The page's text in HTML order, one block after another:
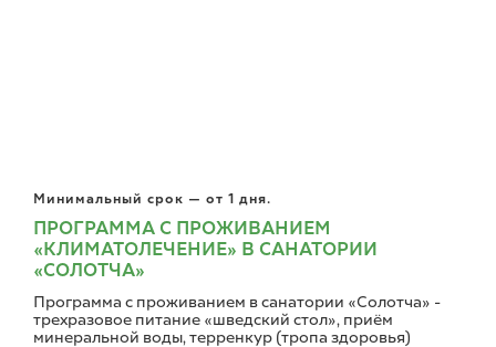
Минимальный срок — от 1 дня.
ПРОГРАММА С ПРОЖИВАНИЕМ
«КЛИМАТОЛЕЧЕНИЕ» В САНАТОРИИ
«СОЛОТЧА»
Программа с проживанием в санатории «Солотча» -
трехразовое питание «шведский стол», приём
минеральной воды, терренкур (тропа здоровья)